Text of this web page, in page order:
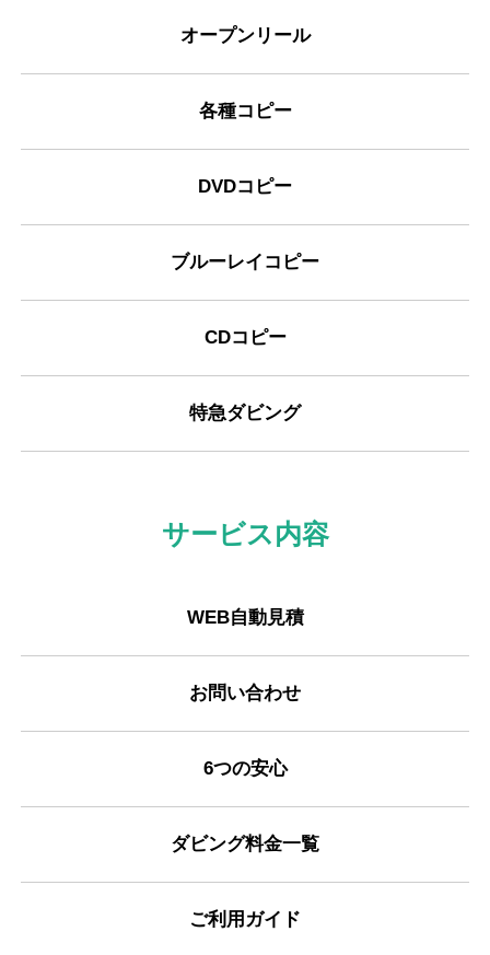
オープンリール
各種コピー
DVDコピー
ブルーレイコピー
CDコピー
特急ダビング
サービス内容
WEB自動見積
お問い合わせ
6つの安心
ダビング料金一覧
ご利用ガイド